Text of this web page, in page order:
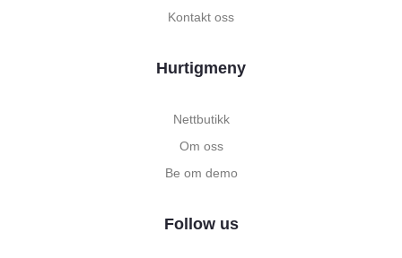
Kontakt oss
Hurtigmeny
Nettbutikk
Om oss
Be om demo
Follow us